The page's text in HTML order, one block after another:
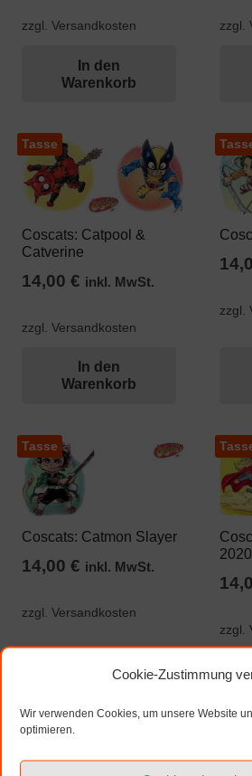
Cookie-Zustimmung
Wir verwenden Cookies, um unsere Website
optimieren.
zzgl. Versandkosten
In den
Warenkorb
zzgl.
Tasse
Coscats: Catpool &
Catverine
14,00 € inkl. MwSt.
zzgl. Versandkosten
In den
Warenkorb
zzgl.
Tasse
Coscats: Catmon Slayer
14,00 € inkl. MwSt.
zzgl. Versandkosten
In den
2020
zzgl.
Seitennummerierung